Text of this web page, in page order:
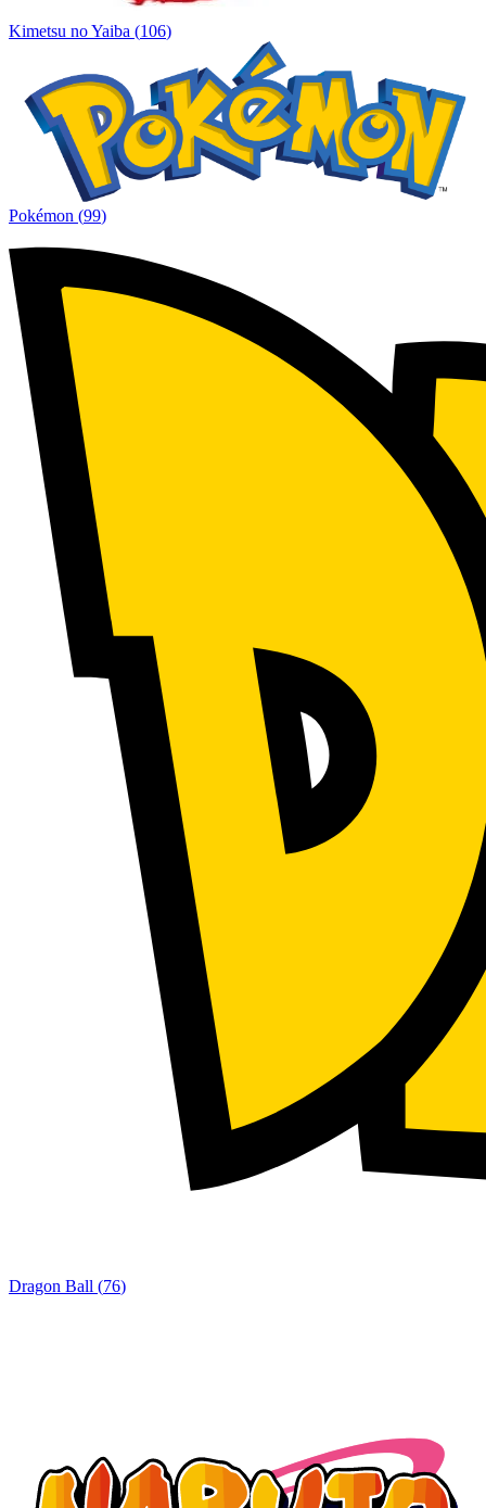
Kimetsu no Yaiba (106)
Pokémon (99)
Dragon Ball (76)